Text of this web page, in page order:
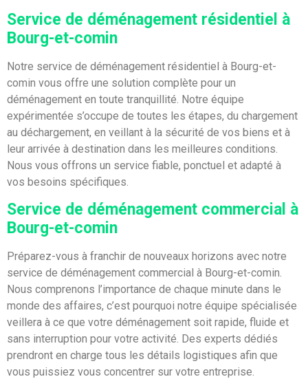
Service de déménagement résidentiel à
Bourg-et-comin
Notre service de déménagement résidentiel à Bourg-et-
comin vous offre une solution complète pour un
déménagement en toute tranquillité. Notre équipe
expérimentée s’occupe de toutes les étapes, du chargement
au déchargement, en veillant à la sécurité de vos biens et à
leur arrivée à destination dans les meilleures conditions.
Nous vous offrons un service fiable, ponctuel et adapté à
vos besoins spécifiques.
Service de déménagement commercial à
Bourg-et-comin
Préparez-vous à franchir de nouveaux horizons avec notre
service de déménagement commercial à Bourg-et-comin.
Nous comprenons l’importance de chaque minute dans le
monde des affaires, c’est pourquoi notre équipe spécialisée
veillera à ce que votre déménagement soit rapide, fluide et
sans interruption pour votre activité. Des experts dédiés
prendront en charge tous les détails logistiques afin que
vous puissiez vous concentrer sur votre entreprise.